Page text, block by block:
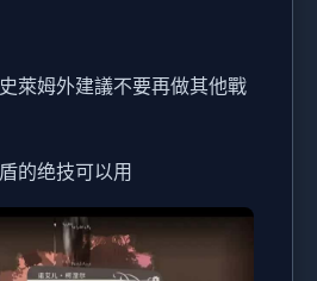
萊姆外建議不要再做其他戰
的绝技可以用